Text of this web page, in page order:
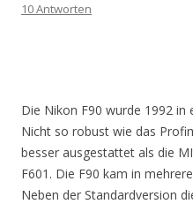
10 Antworten
Die Nikon F90 wurde 1992 in
Nicht so robust wie das
besser ausgestattet als die
F601. Die F90 kam in
Neben der Standardversion